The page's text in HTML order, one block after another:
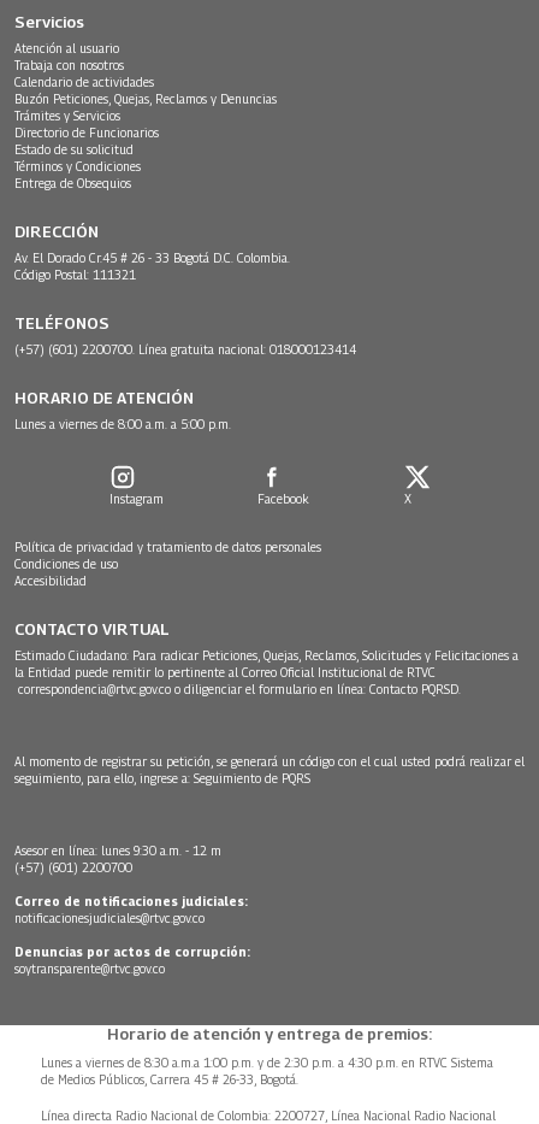
Servicios
Atención al usuario
Trabaja con nosotros
Calendario de actividades
Buzón Peticiones, Quejas, Reclamos y Denuncias
Trámites y Servicios
Directorio de Funcionarios
Estado de su solicitud
Términos y Condiciones
Entrega de Obsequios
DIRECCIÓN
Av. El Dorado Cr.45 # 26 - 33 Bogotá D.C. Colombia.
Código Postal: 111321
TELÉFONOS
(+57) (601) 2200700. Línea gratuita nacional: 018000123414
HORARIO DE ATENCIÓN
Lunes a viernes de 8:00 a.m. a 5:00 p.m.
Instagram Facebook X
Política de privacidad y tratamiento de datos personales
Condiciones de uso
Accesibilidad
CONTACTO VIRTUAL
Estimado Ciudadano: Para radicar Peticiones, Quejas, Reclamos, Solicitudes y Felicitaciones a
la Entidad puede remitir lo pertinente al Correo Oficial Institucional de RTVC
correspondencia@rtvc.gov.co o diligenciar el formulario en línea: Contacto PQRSD.
Al momento de registrar su petición, se generará un código con el cual usted podrá realizar el
seguimiento, para ello, ingrese a: Seguimiento de PQRS
Asesor en línea: lunes 9:30 a.m. - 12 m
(+57) (601) 2200700
Correo de notificaciones judiciales:
notificacionesjudiciales@rtvc.gov.co
Denuncias por actos de corrupción:
soytransparente@rtvc.gov.co
Horario de atención y entrega de premios:
Lunes a viernes de 8:30 a.m.a 1:00 p.m. y de 2:30 p.m. a 4:30 p.m. en RTVC Sistema
de Medios Públicos, Carrera 45 # 26-33, Bogotá.
Línea directa Radio Nacional de Colombia: 2200727, Línea Nacional Radio Nacional